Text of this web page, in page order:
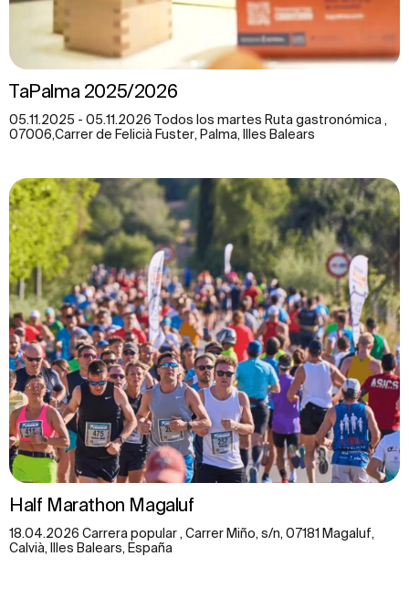
TaPalma 2025/2026
05.11.2025 - 05.11.2026 Todos los martes Ruta gastronómica ,
07006,Carrer de Felicià Fuster, Palma, Illes Balears
Half Marathon Magaluf
18.04.2026 Carrera popular , Carrer Miño, s/n, 07181 Magaluf,
Calvià, Illes Balears, España